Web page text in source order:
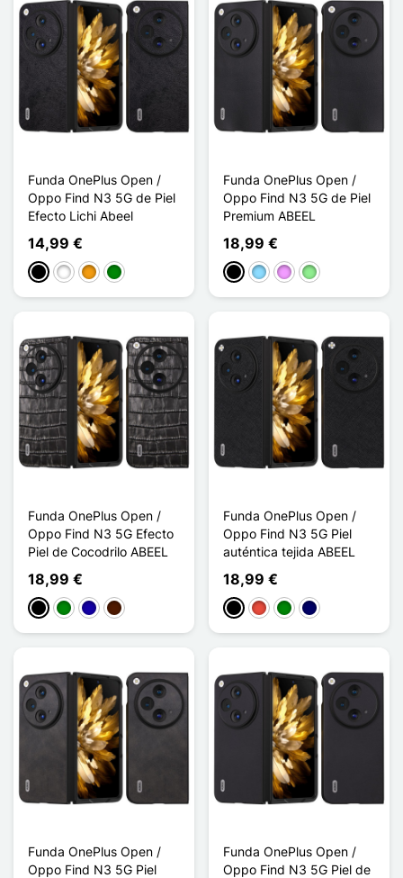
Funda OnePlus Open /
Oppo Find N3 5G de Piel
Efecto Lichi Abeel
14,99 €
NegroBlancoNaranja
Verde
Funda OnePlus Open /
Oppo Find N3 5G de Piel
Premium ABEEL
18,99 €
NegroAzul claro
Morado claro
Verde claro
Funda OnePlus Open /
Oppo Find N3 5G Efecto
Piel de Cocodrilo ABEEL
18,99 €
NegroVerdeAzul oscuro
Marrón oscuro
Funda OnePlus Open /
Oppo Find N3 5G Piel
auténtica tejida ABEEL
18,99 €
NegroRojoVerdeAzul marino
Funda OnePlus Open /
Oppo Find N3 5G Piel
Funda OnePlus Open /
Oppo Find N3 5G Piel de